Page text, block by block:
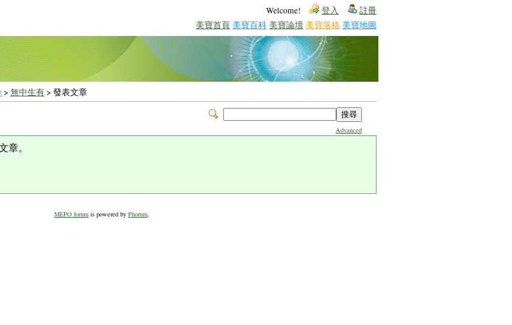
Welcome! 登入 註冊
美寶首頁 美寶百科 美寶論壇 美寶落格 美寶地圖
> 無中生有> 發表文章
Advanced
章。
MEPO forum is powered by Phorum.